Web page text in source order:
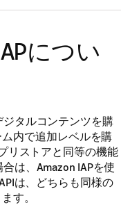
につい
タルコンテンツを購
内で追加レベルを購
リストアと同等の機能
は、Amazon IAPを使
は、どちらも同様の
す。